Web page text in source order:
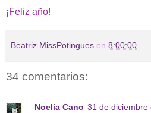
¡Feliz año!
Beatriz MissPotingues en 8:00:00
34 comentarios:
Noelia Cano 31 de diciembre